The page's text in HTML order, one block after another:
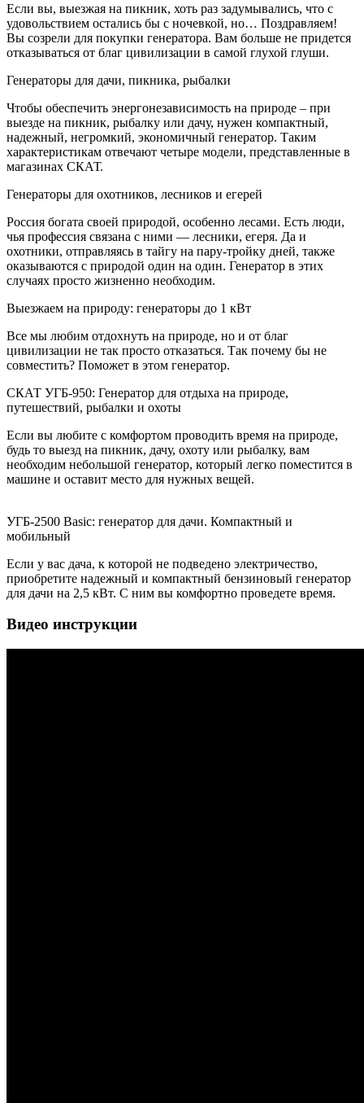
Если вы, выезжая на пикник, хоть раз задумывались, что с
удовольствием остались бы с ночевкой, но… Поздравляем!
Вы созрели для покупки генератора. Вам больше не придется
отказываться от благ цивилизации в самой глухой глуши.
Генераторы для дачи, пикника, рыбалки
Чтобы обеспечить энергонезависимость на природе – при
выезде на пикник, рыбалку или дачу, нужен компактный,
надежный, негромкий, экономичный генератор. Таким
характеристикам отвечают четыре модели, представленные в
магазинах СКАТ.
Генераторы для охотников, лесников и егерей
Россия богата своей природой, особенно лесами. Есть люди,
чья профессия связана с ними — лесники, егеря. Да и
охотники, отправляясь в тайгу на пару-тройку дней, также
оказываются с природой один на один. Генератор в этих
случаях просто жизненно необходим.
Выезжаем на природу: генераторы до 1 кВт
Все мы любим отдохнуть на природе, но и от благ
цивилизации не так просто отказаться. Так почему бы не
совместить? Поможет в этом генератор.
СКАТ УГБ-950: Генератор для отдыха на природе,
путешествий, рыбалки и охоты
Если вы любите с комфортом проводить время на природе,
будь то выезд на пикник, дачу, охоту или рыбалку, вам
необходим небольшой генератор, который легко поместится в
машине и оставит место для нужных вещей.
УГБ-2500 Basic: генератор для дачи. Компактный и
мобильный
Если у вас дача, к которой не подведено электричество,
приобретите надежный и компактный бензиновый генератор
для дачи на 2,5 кВт. С ним вы комфортно проведете время.
Видео инструкции